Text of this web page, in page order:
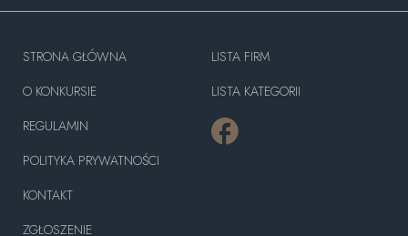
STRONA GŁÓWNA
O KONKURSIE
REGULAMIN
POLITYKA PRYWATNOŚCI
KONTAKT
ZGŁOSZENIE
LISTA FIRM
LISTA KATEGORII